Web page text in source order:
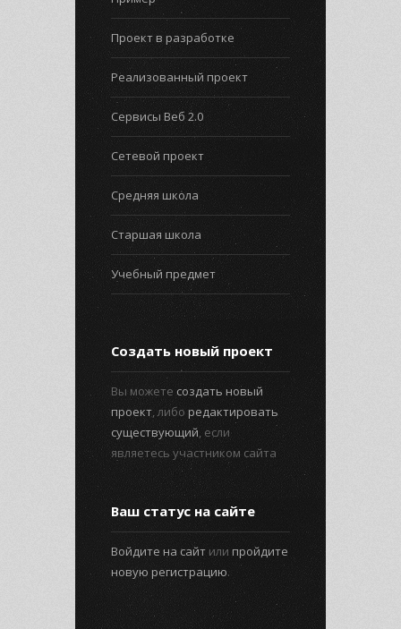
Проект в разработке
Реализованный проект
Сервисы Веб 2.0
Сетевой проект
Средняя школа
Старшая школа
Учебный предмет
Создать новый проект
Вы можете создать новый
проект, либо редактировать
существующий, если
являетесь участником сайта
Ваш статус на сайте
Войдите на сайт или пройдите
новую регистрацию.